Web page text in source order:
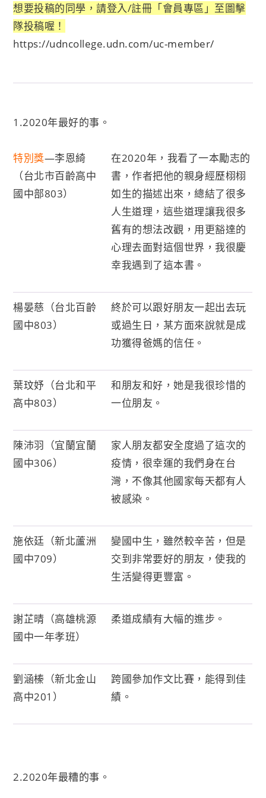
想要投稿的同學，請登入/註冊「會員專區」至圖擊
隊投稿喔！
https://udncollege.udn.com/uc-member/
1.2020年最好的事。
特別獎—李恩綺
（台北市百齡高中
國中部803）
在2020年，我看了一本勵志的
書，作者把他的親身經歷栩栩
如生的描述出來，總結了很多
人生道理，這些道理讓我很多
舊有的想法改觀，用更豁達的
心理去面對這個世界，我很慶
幸我遇到了這本書。
楊晏慈（台北百齡
國中803）
終於可以跟好朋友一起出去玩
或過生日，某方面來說就是成
功獲得爸媽的信任。
葉玟妤（台北和平
高中803）
和朋友和好，她是我很珍惜的
一位朋友。
陳沛羽（宜蘭宜蘭
國中306）
家人朋友都安全度過了這次的
疫情，很幸運的我們身在台
灣，不像其他國家每天都有人
被感染。
施依廷（新北蘆洲
國中709）
變國中生，雖然較辛苦，但是
交到非常要好的朋友，使我的
生活變得更豐富。
謝芷晴（高雄桃源
國中一年孝班）
柔道成績有大幅的進步。
劉涵榛（新北金山
高中201）
跨國參加作文比賽，能得到佳
績。
2.2020年最糟的事。